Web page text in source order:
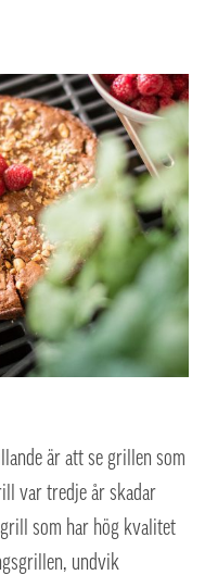
är att se grillen som
var tredje år skadar
som har hög kvalitet
undvik